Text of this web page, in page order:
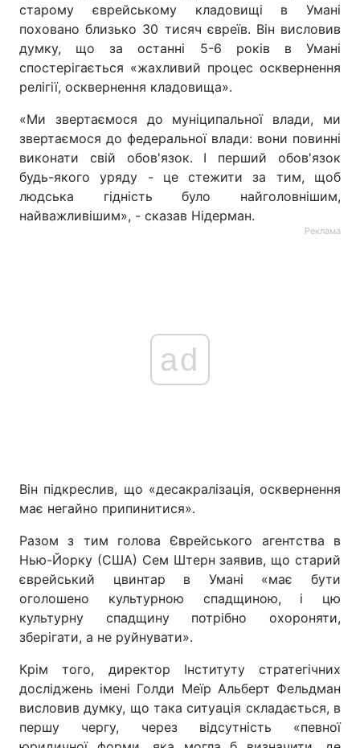
старому єврейському кладовищі в Умані
поховано близько 30 тисяч євреїв. Він висловив
думку, що за останні 5-6 років в Умані
спостерігається «жахливий процес осквернення
релігії, осквернення кладовища».
«Ми звертаємося до муніципальної влади, ми
звертаємося до федеральної влади: вони повинні
виконати свій обов'язок. І перший обов'язок
будь-якого уряду - це стежити за тим, щоб
людська гідність було найголовнішим,
найважливішим», - сказав Нідерман.
Реклама
ad
Він підкреслив, що «десакралізація, осквернення
має негайно припинитися».
Разом з тим голова Єврейського агентства в
Нью-Йорку (США) Сем Штерн заявив, що старий
єврейський цвинтар в Умані «має бути
оголошено культурною спадщиною, і цю
культурну спадщину потрібно охороняти,
зберігати, а не руйнувати».
Крім того, директор Інституту стратегічних
досліджень імені Голди Меїр Альберт Фельдман
висловив думку, що така ситуація складається, в
першу чергу, через відсутність «певної